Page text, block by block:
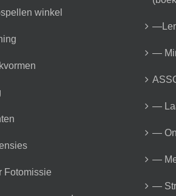
winkel
Fotomissie
—
—
—
—
—